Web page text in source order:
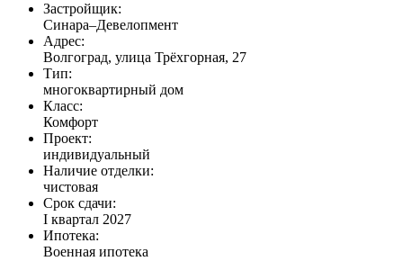
Застройщик:
Синара–Девелопмент
Адрес:
Волгоград, улица Трёхгорная, 27
Тип:
многоквартирный дом
Класс:
Комфорт
Проект:
индивидуальный
Наличие отделки:
чистовая
Срок сдачи:
I квартал 2027
Ипотека:
Военная ипотека